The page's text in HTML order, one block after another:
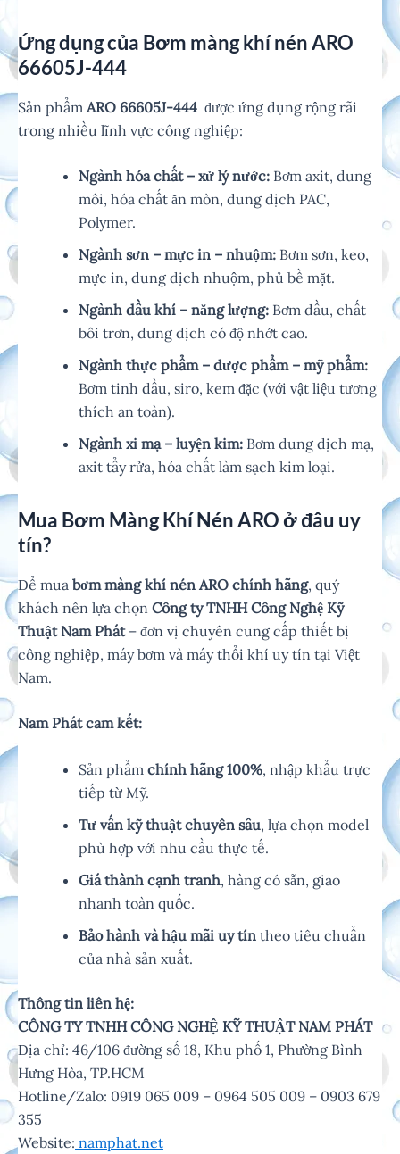
Ứng dụng của Bơm màng khí nén ARO
66605J-444
Sản phẩm ARO 66605J-444 được ứng dụng rộng rãi
trong nhiều lĩnh vực công nghiệp:
Ngành hóa chất – xử lý nước: Bơm axit, dung
môi, hóa chất ăn mòn, dung dịch PAC,
Polymer.
Ngành sơn – mực in – nhuộm: Bơm sơn, keo,
mực in, dung dịch nhuộm, phủ bề mặt.
Ngành dầu khí – năng lượng: Bơm dầu, chất
bôi trơn, dung dịch có độ nhớt cao.
Ngành thực phẩm – dược phẩm – mỹ phẩm:
Bơm tinh dầu, siro, kem đặc (với vật liệu tương
thích an toàn).
Ngành xi mạ – luyện kim: Bơm dung dịch mạ,
axit tẩy rửa, hóa chất làm sạch kim loại.
Mua Bơm Màng Khí Nén ARO ở đâu uy
tín?
Để mua bơm màng khí nén ARO chính hãng, quý
khách nên lựa chọn Công ty TNHH Công Nghệ Kỹ
Thuật Nam Phát– đơn vị chuyên cung cấp thiết bị
công nghiệp, máy bơm và máy thổi khí uy tín tại Việt
Nam.
Nam Phát cam kết:
Sản phẩm chính hãng 100%, nhập khẩu trực
tiếp từ Mỹ.
Tư vấn kỹ thuật chuyên sâu, lựa chọn model
phù hợp với nhu cầu thực tế.
Giá thành cạnh tranh, hàng có sẵn, giao
nhanh toàn quốc.
Bảo hành và hậu mãi uy tín theo tiêu chuẩn
của nhà sản xuất.
Thông tin liên hệ:
CÔNG TY TNHH CÔNG NGHỆ KỸ THUẬT NAM PHÁT
Địa chỉ: 46/106 đường số 18, Khu phố 1, Phường Bình
Hưng Hòa, TP.HCM
Hotline/Zalo: 0919 065 009 – 0964 505 009 – 0903 679
355
Website: namphat.net